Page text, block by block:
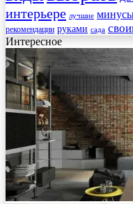
интерьере лучшие
рекомендации руками сада
Интересное